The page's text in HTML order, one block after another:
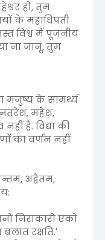
हो, तुम
के महाधिपती
विश्व में पूजनीय
ना जानूं, तुम
मनुष्य के सामर्थ्य
महेश,
है. विद्या की
का वर्णन नहीं
अद्वैतम,
निराकारो एको
रक्षति.'